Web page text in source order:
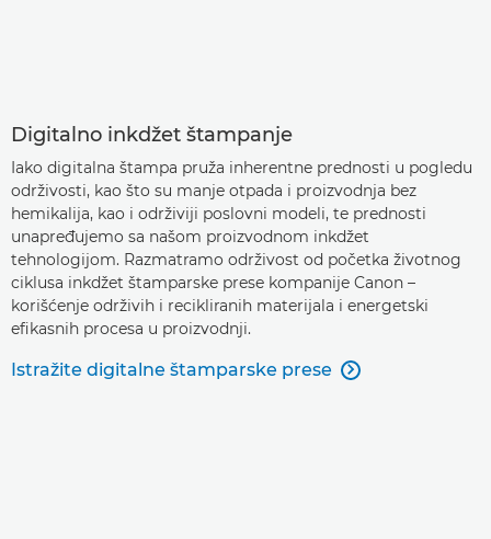
Digitalno inkdžet štampanje
Iako digitalna štampa pruža inherentne prednosti u pogledu
održivosti, kao što su manje otpada i proizvodnja bez
hemikalija, kao i održiviji poslovni modeli, te prednosti
unapređujemo sa našom proizvodnom inkdžet
tehnologijom. Razmatramo održivost od početka životnog
ciklusa inkdžet štamparske prese kompanije Canon –
korišćenje održivih i recikliranih materijala i energetski
efikasnih procesa u proizvodnji.
Istražite digitalne štamparske prese 